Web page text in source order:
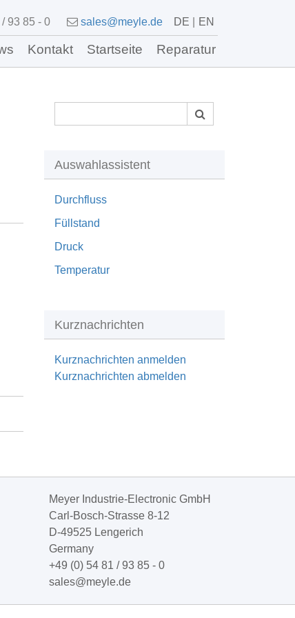
93 85 - 0 sales@meyle.de DE EN
Kontakt Startseite Reparatur
Auswahlassistent
Durchfluss
Füllstand
Druck
Temperatur
Kurznachrichten
Kurznachrichten anmelden
Kurznachrichten abmelden
Meyer Industrie-Electronic GmbH
Carl-Bosch-Strasse 8-12
D-49525 Lengerich
Germany
+49 (0) 54 81 / 93 85 - 0
sales@meyle.de